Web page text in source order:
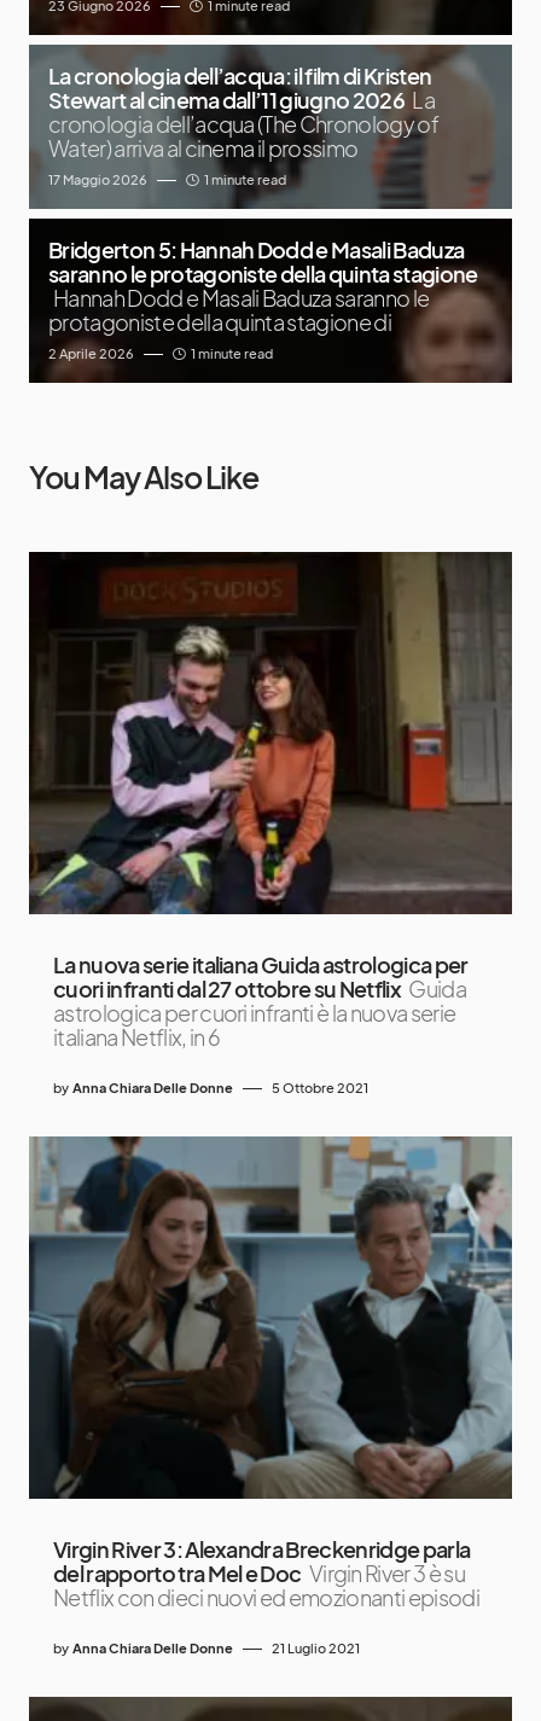
23 Giugno 2026 1 minute read
La cronologia dell’acqua: il film di Kristen
Stewart al cinema dall’11 giugno 2026 La
cronologia dell’acqua (The Chronology of
Water) arriva al cinema il prossimo
17 Maggio 2026 1 minute read
Bridgerton 5: Hannah Dodd e Masali Baduza
saranno le protagoniste della quinta stagione
Hannah Dodd e Masali Baduza saranno le
protagoniste della quinta stagione di
2 Aprile 2026 1 minute read
You May Also Like
La nuova serie italiana Guida astrologica per
cuori infranti dal 27 ottobre su Netflix Guida
astrologica per cuori infranti è la nuova serie
italiana Netflix, in 6
by Anna Chiara Delle Donne 5 Ottobre 2021
Virgin River 3: Alexandra Breckenridge parla
del rapporto tra Mel e Doc Virgin River 3 è su
Netflix con dieci nuovi ed emozionanti episodi
by Anna Chiara Delle Donne 21 Luglio 2021